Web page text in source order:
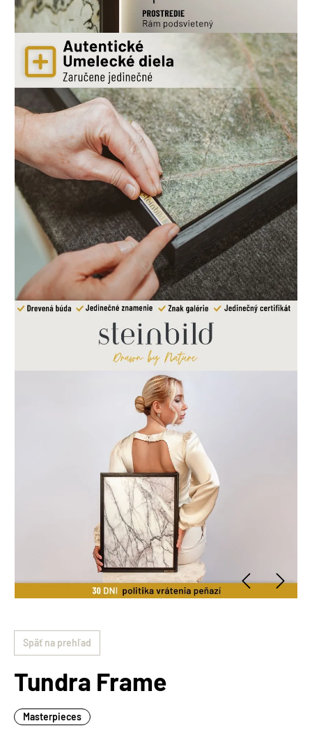
Späť na prehľad
Tundra Frame
Masterpieces